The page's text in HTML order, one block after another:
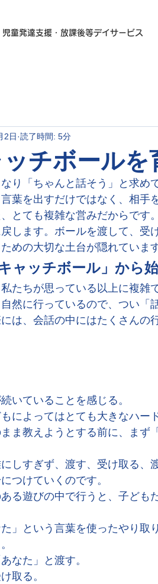
児童発達支援・放課後等デイサービス
チボールを
2日 読了時間: 5分
り「ちゃんと話そう」と求め
葉を出すだけではなく、相手
とても複雑な営みだからです
します。ボールを渡して、受
めの大切な土台が隠れています
ャッチボール」から
たちが思っている以上に複雑で
然に行っているので、つい「
は、会話の中にはたくさんの
いていることを感じる。
によってはとても大きなハー
ま教えようとする前に、まず
しすぎず、渡す、受け取る、
つけていくのです。
る遊びの中で行うと、子ども
」という言葉を使ったやり取
なた」と渡す。
取る。